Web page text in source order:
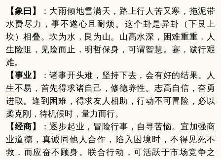
【象曰】
：大雨倾地雪满天，路上行人苦又寒，拖泥带
水费尽力，事不遂心且耐烦。这个卦是异卦（下艮上
坎）相叠。坎为水，艮为山。山高水深，困难重重，人
生险阻，见险而止，明哲保身，可谓智慧。蹇，跋行艰
难。
【事业】
：诸事开头难，坚持下去，会有好的结果。人
生不易，首先得求诸自己，修德养性。志高自信，奋勇
进取。逢到困难，得求友人相助，行动不可冒险，必以
柔克刚，待机候时，量力而行。
【经商】
：逐步起业，冒险行事，自寻苦恼。宜加强商
业道德，真诚同他人合作，陷入困境时，不得见死不
救，而应奋不顾身。联合行动，可活跃于市场竞争之